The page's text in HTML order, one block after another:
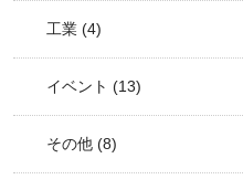
工業 (4)
イベント (13)
その他 (8)